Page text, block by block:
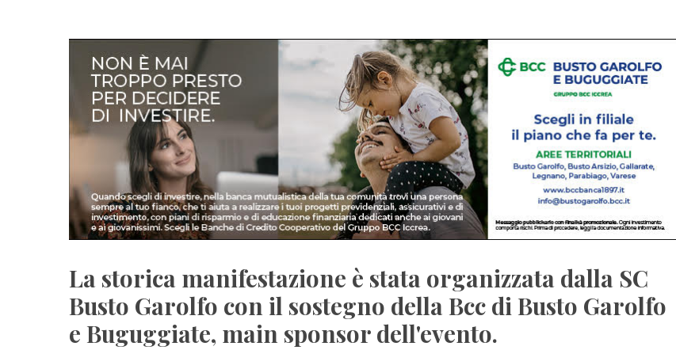
La storica manifestazione è stata organizzata dalla SC
Busto Garolfo con il sostegno della Bcc di Busto Garolfo
e Buguggiate, main sponsor dell'evento.